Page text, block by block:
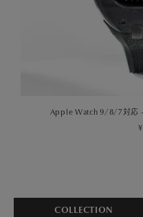
Apple Watch 9/8/7対
COLLECTION